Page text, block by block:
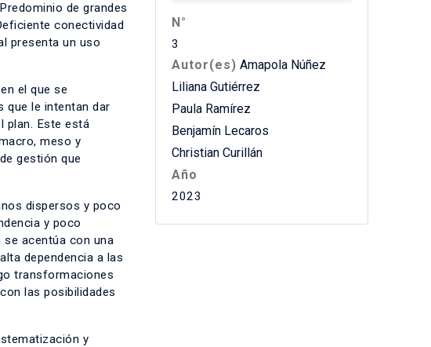
de grandes
conectividad
presenta un uso
el que se
que le intentan dar
plan. Este está
meso y
gestión que
dispersos y poco
y poco
acentúa con una
dependencia a las
transformaciones
las posibilidades
y
N°
3
Autor(es) Amapola Núñez
Liliana Gutiérrez
Paula Ramírez
Benjamín Lecaros
Christian Curillán
Año
2023